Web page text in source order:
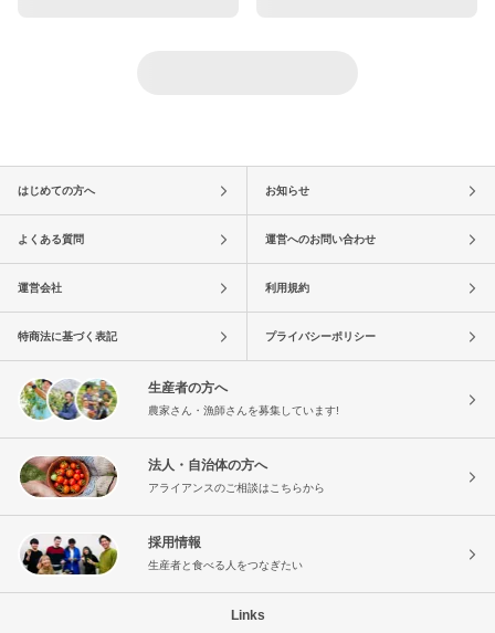
はじめての方へ お知らせ
よくある質問 運営へのお問い合わせ
運営会社 利用規約
特商法に基づく表記 プライバシーポリシー
生産者の方へ
農家さん・漁師さんを募集しています!
法人・自治体の方へ
アライアンスのご相談はこちらから
採用情報
生産者と食べる人をつなぎたい
Links